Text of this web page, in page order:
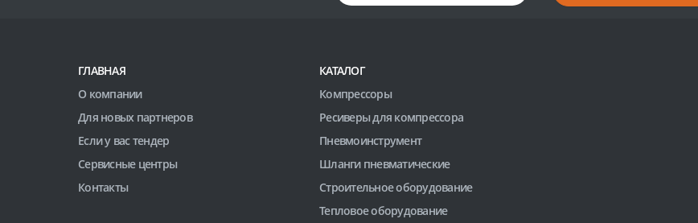
ГЛАВНАЯ
О компании
Для новых партнеров
Если у вас тендер
Сервисные центры
Контакты
КАТАЛОГ
Компрессоры
Ресиверы для компрессора
Пневмоинструмент
Шланги пневматические
Строительное оборудование
Тепловое оборудование